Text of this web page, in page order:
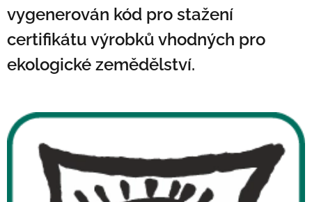
vygenerován kód pro stažení
certifikátu výrobků vhodných pro
ekologické zemědělství.